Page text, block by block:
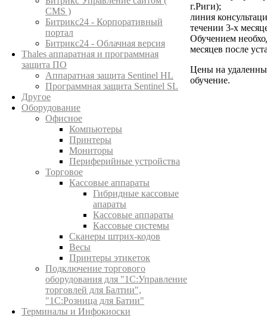
CMS )
Битрикс24 - Корпоративный
портал
Битрикс24 - Облачная версия
Thales аппаратная и программная
защита ПО
Аппаратная защита Sentinel HL
Программная защита Sentinel SL
Другое
Оборудование
Офисное
Компьютеры
Принтеры
Мониторы
Периферийные устройства
Торговое
Кассовые аппараты
Гибридные кассовые
апараты
Кассовые аппараты
Кассовые системы
Сканеры штрих-кодов
Весы
Принтеры этикеток
Подключение торгового
оборудования для "1С:Управление
торговлей для Балтии",
"1С:Розница для Батии"
Терминалы и Инфокиоски
г.Риги);
линия
течении 3-х
Обучением
месяцев после
Цены на
обучение.